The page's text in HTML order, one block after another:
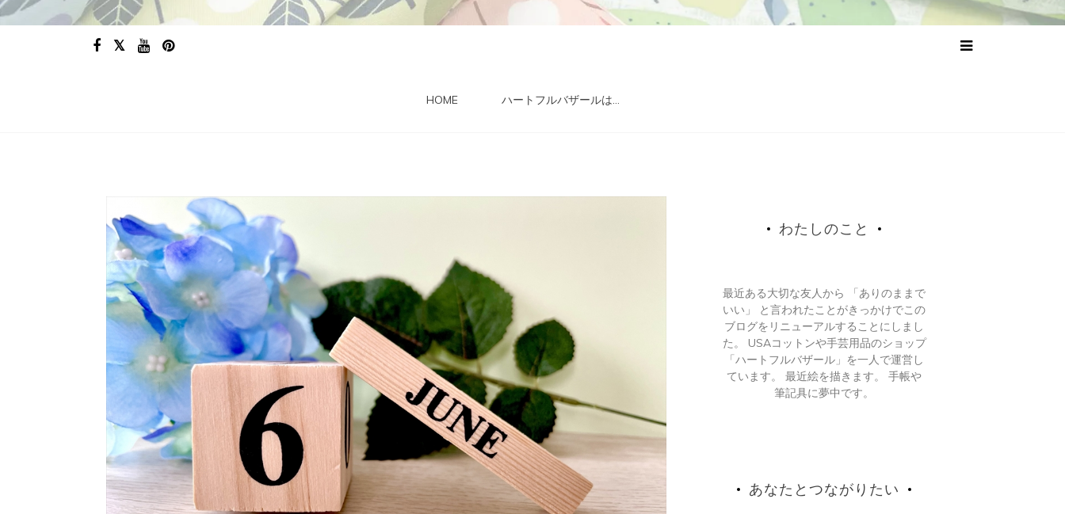
HOME ハートフルバザールは…
わたしのこと
最近ある大切な友人から 「ありのままで
いい」 と言われたことがきっかけでこの
ブログをリニューアルすることにしまし
た。 USAコットンや手芸用品のショップ
「ハートフルバザール」を一人で運営し
ています。 最近絵を描きます。 手帳や
筆記具に夢中です。
あなたとつながりたい